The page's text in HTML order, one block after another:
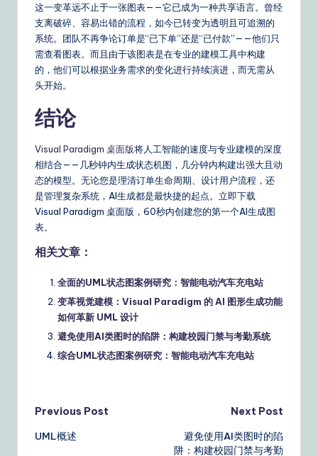
这一变革远不止于一张图表——它已成为一种共享语言。曾经
支离破碎、容易出错的流程，如今已转变为透明且可追溯的
系统。团队不再争论订单是“已下单”还是“已付款”——他们只
需查看图表。而且由于该图表是在专业的建模工具中构建
的，他们可以根据业务需求的变化进行持续演进，而无需从
头开始。
结论
Visual Paradigm 桌面版将人工智能的速度与专业建模的深度
相结合——几秒钟内生成状态机图，几分钟内构建出强大且动
态的模型。无论您是理清订单生命周期、设计用户流程，还
是管理复杂系统，AI生成都是最快捷的起点。立即下载
Visual Paradigm 桌面版，60秒内创建您的第一个AI生成图
表。
相关文章：
全面的UML状态图案例研究：智能电动汽车充电站
变革视觉建模：Visual Paradigm 的 AI 图形生成功能
如何革新 UML 设计
避免使用AI类图时的陷阱：构建校园门禁与考勤系统
综合UML状态图案例研究：智能电动汽车充电站
Post
navigation
Previous Post
UML概述
Next Post
避免使用AI类图时的陷
阱：构建校园门禁与考勤